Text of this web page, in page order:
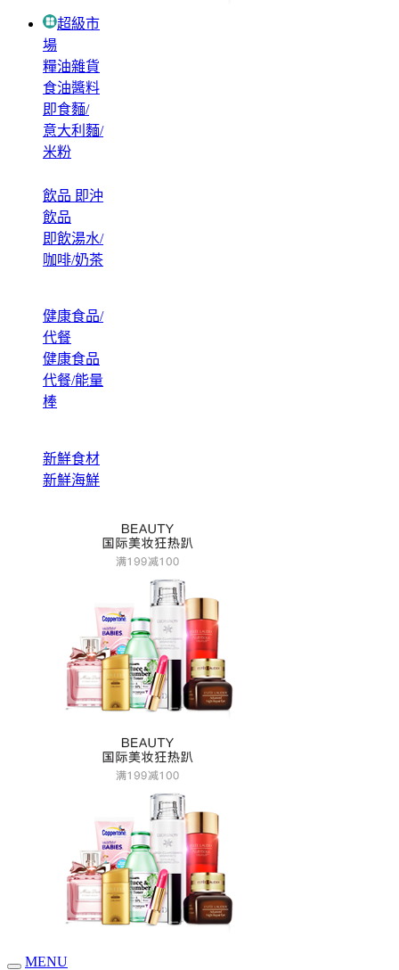
超級市
場
糧油雜貨
食油醬料
即食麵/
意大利麵/
米粉
飲品 即沖
飲品
即飲湯水/
咖啡/奶茶
健康食品/
代餐
健康食品
代餐/能量
棒
新鮮食材
新鮮海鮮
MENU